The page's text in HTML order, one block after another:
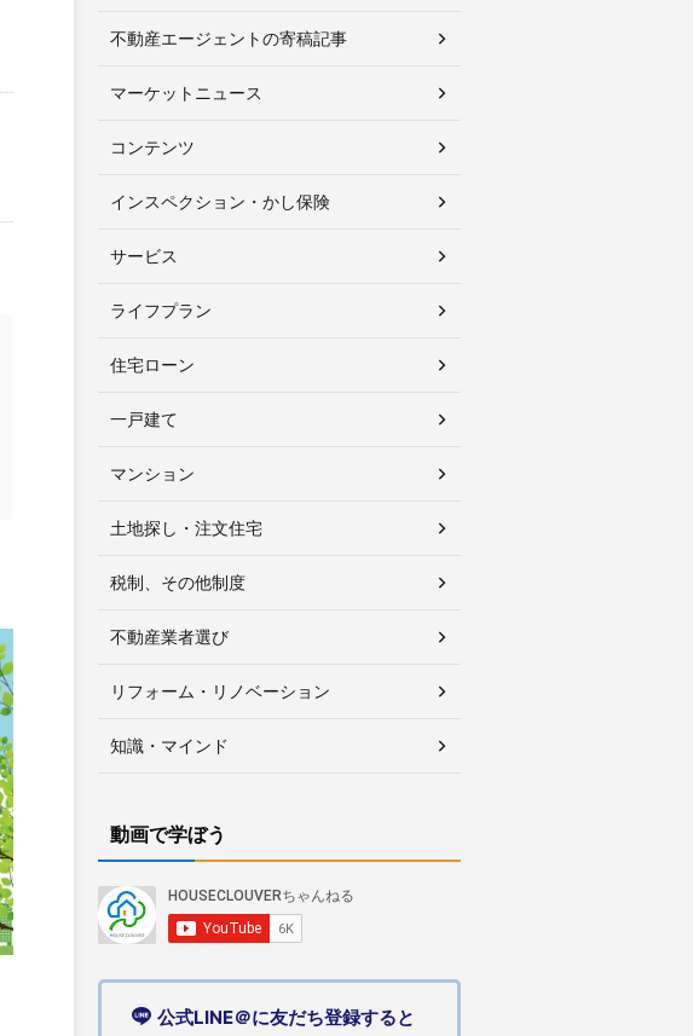
不動産エージェントの寄稿記事
マーケットニュース
コンテンツ
インスペクション・かし保険
サービス
ライフプラン
住宅ローン
一戸建て
マンション
土地探し・注文住宅
税制、その他制度
不動産業者選び
リフォーム・リノベーション
知識・マインド
動画で学ぼう
公式LINE＠に友だち登録すると